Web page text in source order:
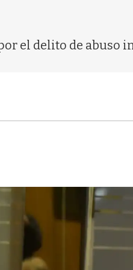
el delito de abuso